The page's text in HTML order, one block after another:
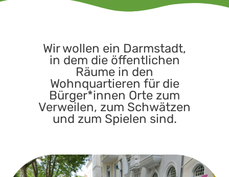
Wir wollen ein Darmstadt,
in dem die öffentlichen
Räume in den
Wohnquartieren für die
Bürger*innen Orte zum
Verweilen, zum Schwätzen
und zum Spielen sind.